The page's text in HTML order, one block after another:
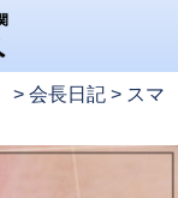
> 会長日記 > スマ